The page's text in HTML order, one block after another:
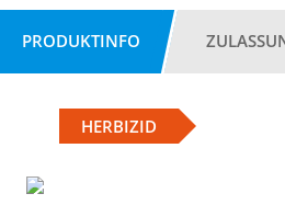
PRODUKTINFO
HERBIZID